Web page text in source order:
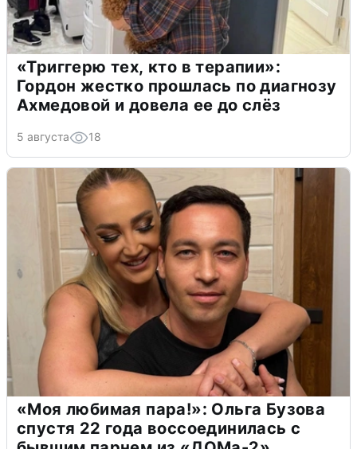
«Триггерю тех, кто в терапии»:
Гордон жестко прошлась по диагнозу
Ахмедовой и довела ее до слёз
5 августа 18
«Моя любимая пара!»: Ольга Бузова
спустя 22 года воссоединилась с